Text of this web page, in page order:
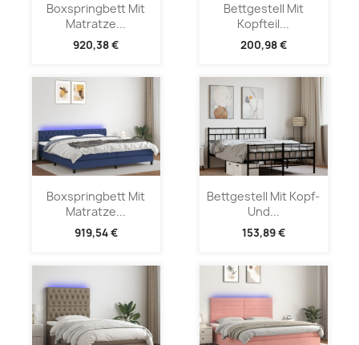
Boxspringbett Mit
Matratze...
920,38 €
Bettgestell Mit
Kopfteil...
200,98 €
Boxspringbett Mit
Matratze...
919,54 €
Bettgestell Mit Kopf-
Und...
153,89 €